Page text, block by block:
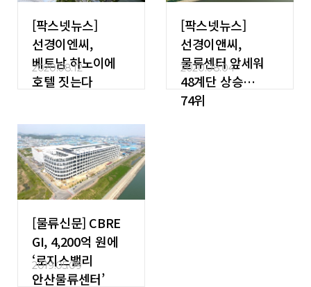
[팍스넷뉴스]
선경이엔씨,
베트남 하노이에
호텔 짓는다
2020.08.12
[팍스넷뉴스]
선경이앤씨,
물류센터 앞세워
48계단 상승…
74위
2020.08.04
[물류신문] CBRE
GI, 4,200억 원에
‘로지스밸리
안산물류센터’
2019.05.09